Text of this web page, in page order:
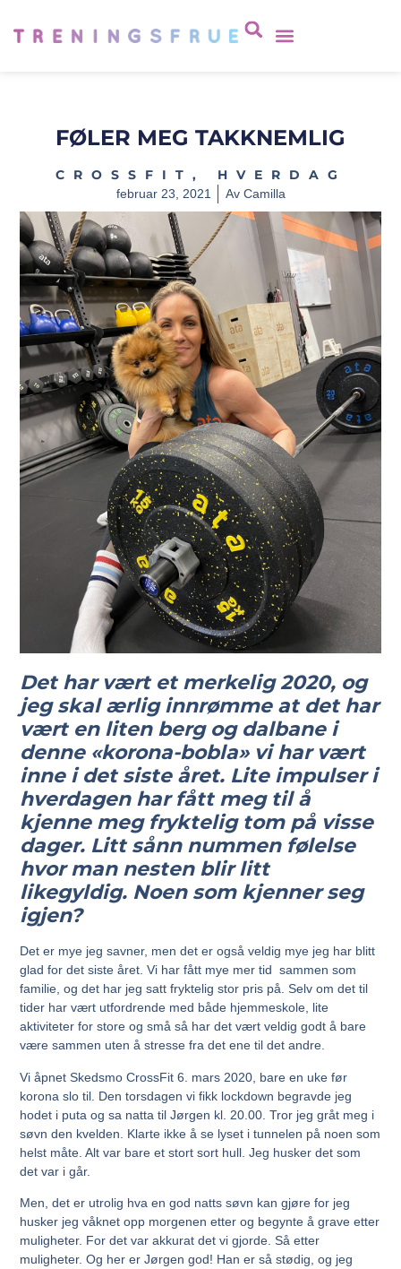
FØLER MEG TAKKNEMLIG
CROSSFIT , HVERDAG
februar 23, 2021 AvCamilla
Det har vært et merkelig 2020, og
jeg skal ærlig innrømme at det har
vært en liten berg og dalbane i
denne «korona-bobla» vi har vært
inne i det siste året. Lite impulser i
hverdagen har fått meg til å
kjenne meg fryktelig tom på visse
dager. Litt sånn nummen følelse
hvor man nesten blir litt
likegyldig. Noen som kjenner seg
igjen?
Det er mye jeg savner, men det er også veldig mye jeg har blitt
glad for det siste året. Vi har fått mye mer tid sammen som
familie, og det har jeg satt fryktelig stor pris på. Selv om det til
tider har vært utfordrende med både hjemmeskole, lite
aktiviteter for store og små så har det vært veldig godt å bare
være sammen uten å stresse fra det ene til det andre.
Vi åpnet Skedsmo CrossFit 6. mars 2020, bare en uke før
korona slo til. Den torsdagen vi fikk lockdown begravde jeg
hodet i puta og sa natta til Jørgen kl. 20.00. Tror jeg gråt meg i
søvn den kvelden. Klarte ikke å se lyset i tunnelen på noen som
helst måte. Alt var bare et stort sort hull. Jeg husker det som
det var i går.
Men, det er utrolig hva en god natts søvn kan gjøre for jeg
husker jeg våknet opp morgenen etter og begynte å grave etter
muligheter. For det var akkurat det vi gjorde. Så etter
muligheter. Og her er Jørgen god! Han er så stødig, og jeg